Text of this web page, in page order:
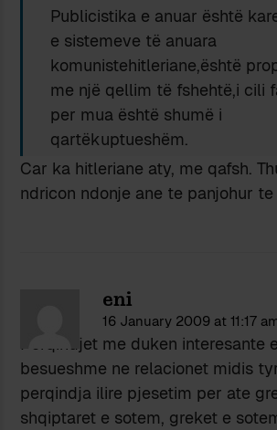
Publicistika e anuar është
e sistemeve të anuara
komunistehitleriane,është
me një qellim të fshehtë,i cili
per mua është shumë i
qartëkuptueshëm.
Car ka hitleriane aty, me qafsh.
ndricon ndonje ane te panjohur
eni
16 January 2009 at 11:17
Perqindjet me duken interesante
besueshme ne relacionet midis
perqindja ilire pjesetim per ate
shqiptaret e sotem, greket e